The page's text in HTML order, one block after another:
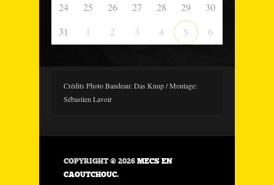
24
25 26 27 28 29
30
31
1 2 3 4 5 6
Crédits Photo Bandeau: Das Knup / Montage:
Sébastien Lavoir
COPYRIGHT © 2026 MECS EN
CAOUTCHOUC.